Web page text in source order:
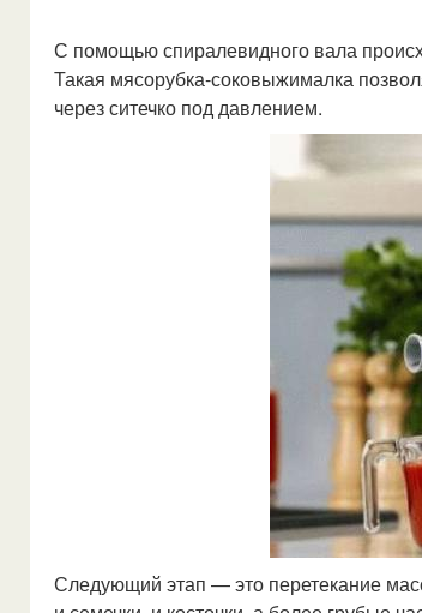
С помощью спиралевидного вала
Такая мясорубка-соковыжималка
через ситечко под давлением.
Следующий этап — это перетекание